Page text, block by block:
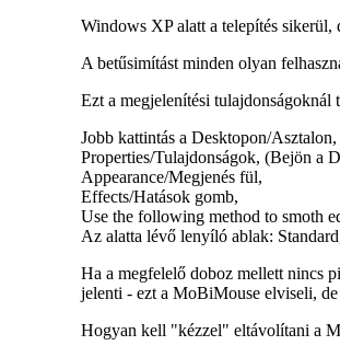
Windows XP alatt a telepítés sikerül,
A betűsimítást minden olyan
Ezt a megjelenítési tulajdonságoknál
Jobb kattintás a Desktopon/Asztalon,
Properties/Tulajdonságok, (Bejön a
Appearance/Megjenés fül,
Effects/Hatások gomb,
Use the following method to smoth
Az alatta lévő lenyíló ablak: Standard
Ha a megfelelő doboz mellett nincs
jelenti - ezt a MoBiMouse elviseli,
Hogyan kell "kézzel" eltávolítani a